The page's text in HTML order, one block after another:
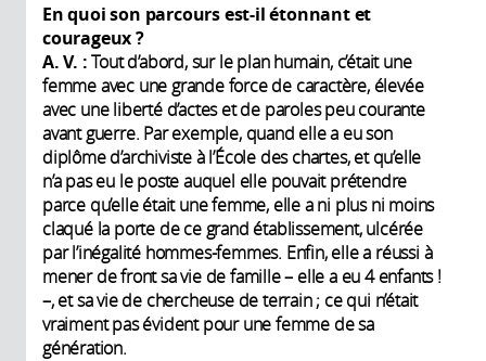
En quoi son parcours est-il étonnant et
courageux?
A. V. :Tout d’abord, sur le plan humain, c’était une
femme avec une grande force de caractère, élevée
avec une liberté d’actes et de paroles peu courante
avant guerre. Par exemple, quand elle a eu son
diplôme d’archiviste à l’École des chartes, et qu’elle
n’a pas eu le poste auquel elle pouvait prétendre
parce qu’elle était une femme, elle a ni plus ni moins
claqué la porte de ce grand établissement, ulcérée
par l’inégalité hommes-femmes. Enfin, elle a réussi à
mener de front sa vie de famille – elle a eu 4 enfants !
–, et sa vie de chercheuse de terrain ; ce qui n’était
vraiment pas évident pour une femme de sa
génération.